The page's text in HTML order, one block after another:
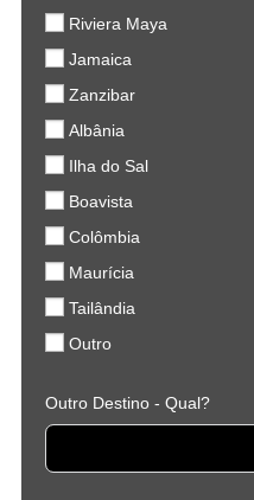
Riviera Maya
Jamaica
Zanzibar
Albânia
Ilha do Sal
Boavista
Colômbia
Maurícia
Tailândia
Outro
Outro Destino - Qual?